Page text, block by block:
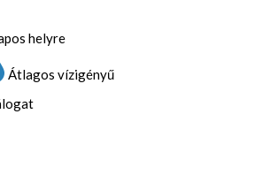
helyre
Átlagos vízigényű